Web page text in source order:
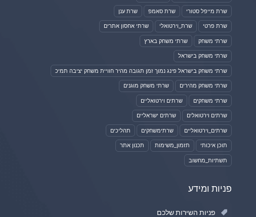
שרת מייפל סטורי שרת סאמפ שרת ענן
שרת פרטי שרת_וירטואלי שרתי אחסון אתרים
שרתי משחק שרתי משחק בארץ
שרתי משחק בישראל
שרתי משחק בישראל פינג נמוך זמן תגובה מהיר חוויית משחק יציבה תמיכ
שרתי משחק מהירים שרתי משחק מוגנים
שרתי משחקים שרתים וירטואליים
שרתים וירטואלים שרתים ישראליים
שרתים_וירטואליים שרתימשחקים תהליכים
תוכן איכותי תזמון_משימות תכנון אתר
תשתיות_מחשוב
פניות ומידע
פניות השירות שלכם